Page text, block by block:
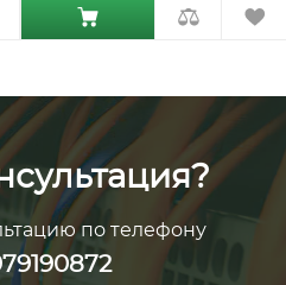
по телефону